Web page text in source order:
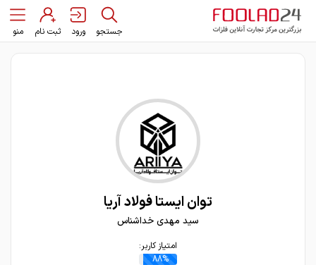
جستجو ورود ثبت نام منو
توان ایستا فولاد آریا
سید مهدی خداشناس
امتیاز کاربر:
88%